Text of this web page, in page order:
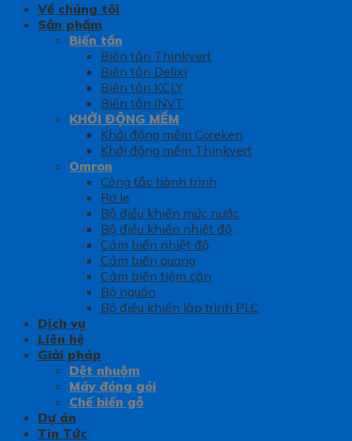
Về chúng tôi
Sản phẩm
Biến tần
Biến tần Thinkvert
Biến tần Delixi
Biến tần KCLY
Biến tần INVT
KHỞI ĐỘNG MỀM
Khởi động mềm Coreken
Khởi động mềm Thinkvert
Omron
Công tắc hành trình
Rơ le
Bộ điều khiển mức nước
Bộ điều khiển nhiệt độ
Cảm biến nhiệt độ
Cảm biến quang
Cảm biến tiệm cận
Bộ nguồn
Bộ điều khiển lập trình PLC
Dịch vụ
Liên hệ
Giải pháp
Dệt nhuộm
Máy đóng gói
Chế biến gỗ
Dự án
Tin Tức